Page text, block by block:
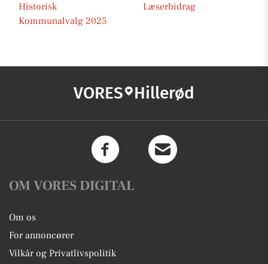
Historisk
Læserbidrag
Kommunalvalg 2025
VORES Hillerød
OM VORES DIGITAL
Om os
For annoncører
Vilkår og Privatlivspolitik